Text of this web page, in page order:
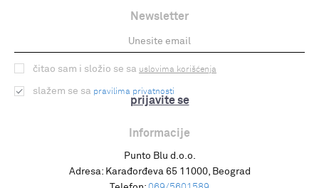
Newsletter
prijavite se
čitao sam i složio se sa uslovima korišćenja
slažem se sa pravilima privatnosti
Informacije
Punto Blu d.o.o.
Adresa: Karađorđeva 65 11000, Beograd